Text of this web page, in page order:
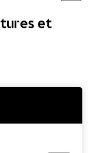
et